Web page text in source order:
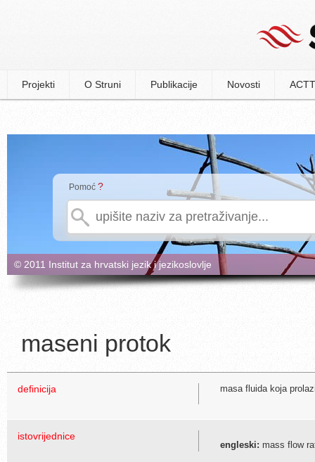
Projekti O Struni Publikacije Novosti
Pomoć ?
© 2011 Institut za hrvatski jezik i jezikoslovlje
maseni protok
definicija masa fluida koja
istovrijednice
engleski: mass flow